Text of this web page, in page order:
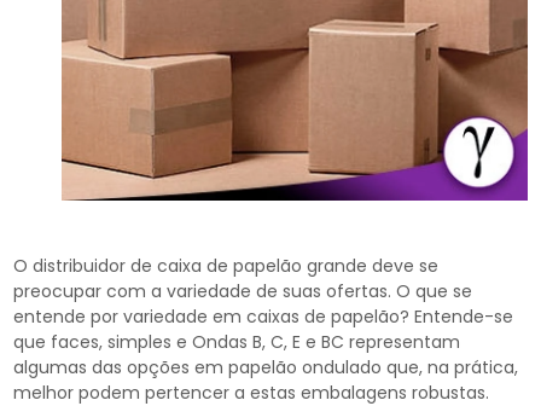
O distribuidor de caixa de papelão grande deve se
preocupar com a variedade de suas ofertas. O que se
entende por variedade em caixas de papelão? Entende-se
que faces, simples e Ondas B, C, E e BC representam
algumas das opções em papelão ondulado que, na prática,
melhor podem pertencer a estas embalagens robustas.